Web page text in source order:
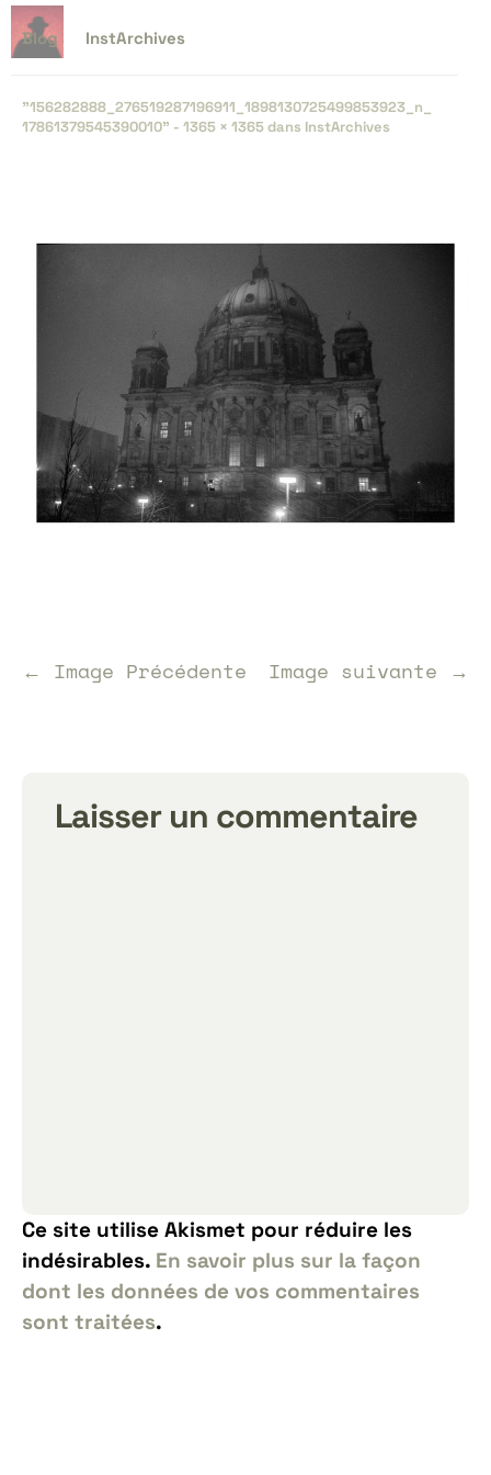
Blog InstArchives
"156282888_​276519287196911_​1898130725499853923_​n_​
17861379545390010" - 1365 × 1365dans InstArchives
← Image Précédente Image suivante →
Laisser un commentaire
Ce site utilise Akismet pour réduire les
indésirables. En savoir plus sur la façon
dont les données de vos commentaires
sont traitées.